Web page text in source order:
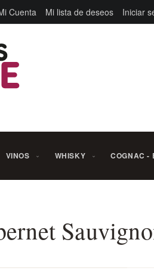
Cuenta Mi lista de deseos Iniciar
VINOS WHISKY COGNAC -